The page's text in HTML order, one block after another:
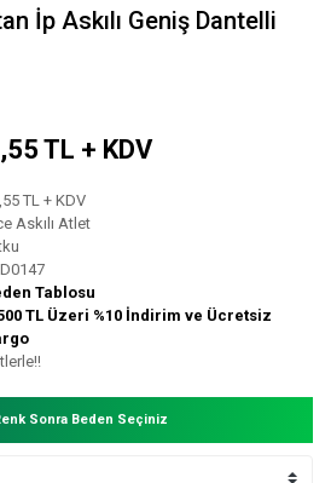
İp Askılı Geniş Dantelli
TL + KDV
TL + KDV
Askılı Atlet
Tablosu
TL Üzeri %10 İndirim ve Ücretsiz
Sonra Beden Seçiniz